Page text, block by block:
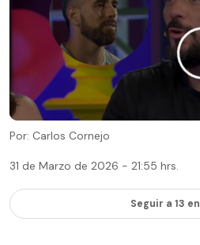
Por: Carlos Cornejo
31 de Marzo de 2026 - 21:55 hrs.
Seguir a 13 en